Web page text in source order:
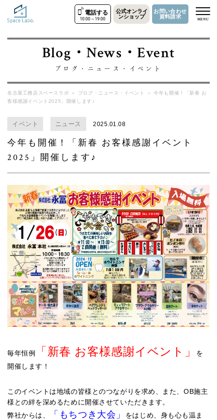
電話する
10:00～19:00
公式オンライ
ンショップ
お問い合わせ
資料請求
MENU
Blog・News・Event
ブログ・ニュース・イベント
名古屋工務店スペースラボ ＞ ブログ・ニュース・イベント ＞
今年も開催！「新春 お
客様感謝イベント2025」開催します♪
イベント ニュース 2025.01.08
今年も開催！「新春 お客様感謝イベント
2025」開催します♪
毎年恒例 「新春 お客様感謝イベント」
を
開催します！
このイベントは地域の皆様とのつながりを求め、また、OB施主
様との絆を深めるために開催させていただきます。
弊社からは、
「もちつき大会」
をはじめ、身も心も温ま